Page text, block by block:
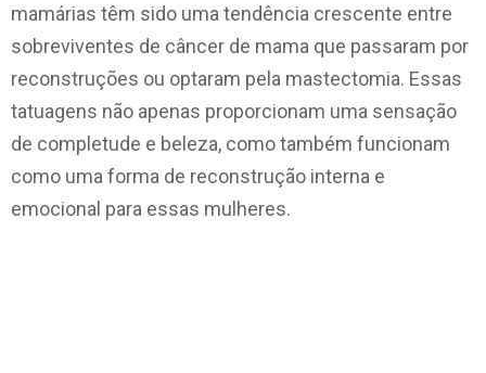
mamárias têm sido uma tendência crescente entre
sobreviventes de câncer de mama que passaram por
reconstruções ou optaram pela mastectomia. Essas
tatuagens não apenas proporcionam uma sensação
de completude e beleza, como também funcionam
como uma forma de reconstrução interna e
emocional para essas mulheres.